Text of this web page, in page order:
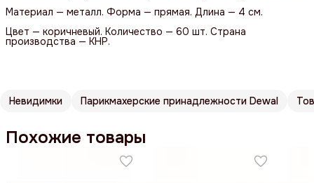
Материал — металл. Форма — прямая. Длина — 4 см.
Цвет — коричневый. Количество — 60 шт. Страна
производства — КНР.
Невидимки Парикмахерские принадлежности Dewal
Похожие товары